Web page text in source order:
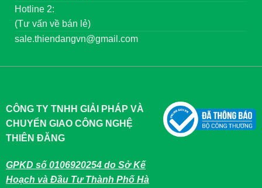
Hotline 2:
(Tư vấn về bán lẻ)
sale.thiendangvn@gmail.com
CÔNG TY TNHH GIẢI PHÁP VÀ
CHUYỂN GIAO CÔNG NGHỆ
THIÊN ĐĂNG
GPKD số 0106920254 do Sở Kế
Hoạch và Đầu Tư Thành Phố Hà